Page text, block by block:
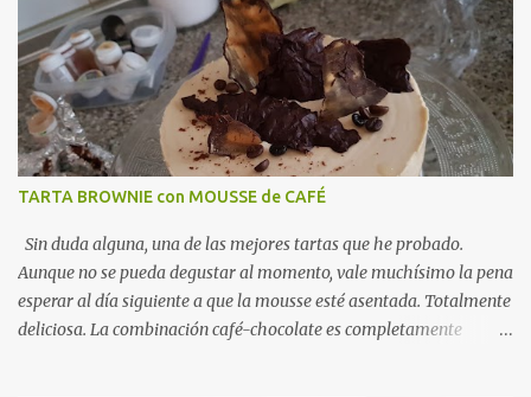
fácil de preparar que seguro la hacéis más de una noche. Ideal
como receta ligera para la hora de la cena . Una alternativa
fabulosa a los gratinados en el horno y la perfecta unión con el
jamón, el queso y el tomillo, hacen de esta sartenada, un éxito
seguro. SARTENADA de CALABACÍN con JAMÓN y QUESO
INGREDIENTES · 1 calabacín · 100 grs de queso · 50
grs de jamón serrano muy picadito · ...
TARTA BROWNIE con MOUSSE de CAFÉ
Sin duda alguna, una de las mejores tartas que he probado.
Aunque no se pueda degustar al momento, vale muchísimo la pena
esperar al día siguiente a que la mousse esté asentada. Totalmente
deliciosa. La combinación café-chocolate es completamente